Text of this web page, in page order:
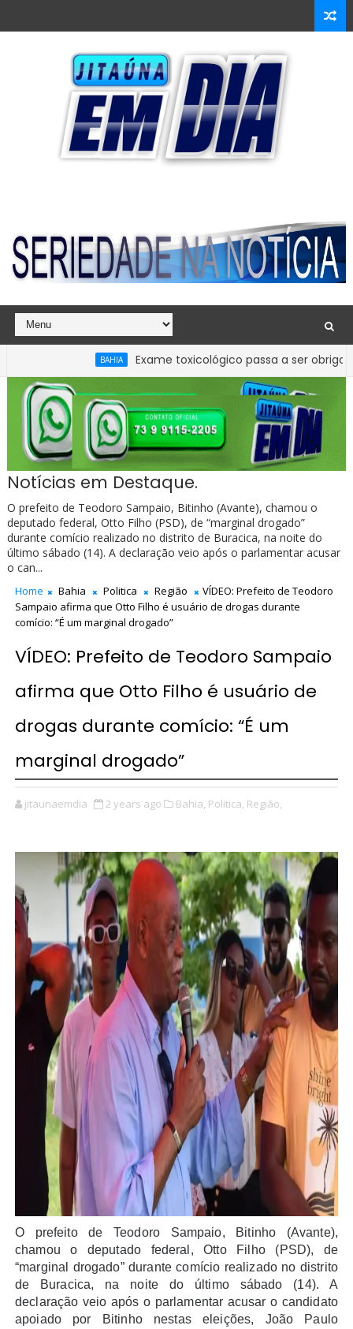
Exame toxicológico passa a ser obrigatório para
Notícias em Destaque.
O prefeito de Teodoro Sampaio, Bitinho (Avante), chamou o
deputado federal, Otto Filho (PSD), de “marginal drogado”
durante comício realizado no distrito de Buracica, na noite do
último sábado (14). A declaração veio após o parlamentar acusar
o can...
Home Bahia Politica Região
VÍDEO: Prefeito de Teodoro
Sampaio afirma que Otto Filho é usuário de drogas durante
comício: “É um marginal drogado”
VÍDEO: Prefeito de Teodoro Sampaio
afirma que Otto Filho é usuário de
drogas durante comício: “É um
marginal drogado”
jitaunaemdia 2 years ago Bahia, Politica, Região,
O prefeito de Teodoro Sampaio, Bitinho (Avante),
chamou o deputado federal, Otto Filho (PSD), de
“marginal drogado” durante comício realizado no distrito
de Buracica, na noite do último sábado (14). A
declaração veio após o parlamentar acusar o candidato
apoiado por Bitinho nestas eleições, João Paulo